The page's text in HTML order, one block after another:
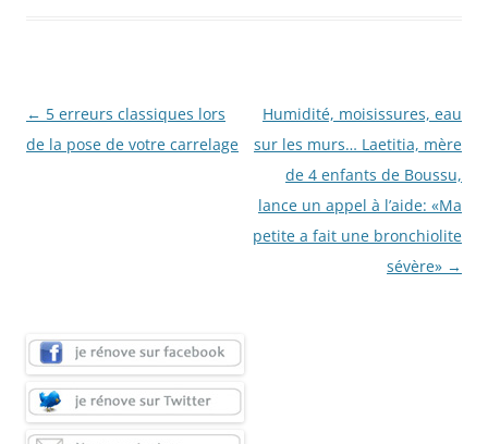
Navigation
des
← 5 erreurs classiques lors
de la pose de votre carrelage
Humidité, moisissures, eau
sur les murs… Laetitia, mère
de 4 enfants de Boussu,
lance un appel à l’aide: «Ma
petite a fait une bronchiolite
sévère» →